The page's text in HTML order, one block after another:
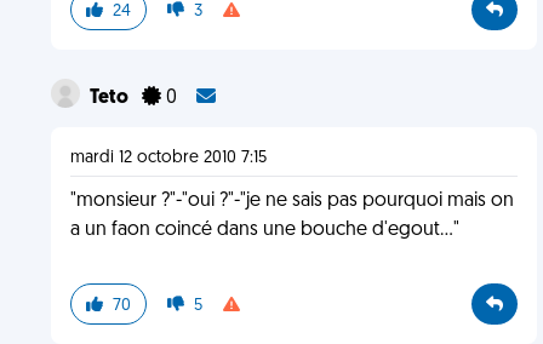
24 3
Teto 0
mardi 12 octobre 2010 7:15
"monsieur ?"-"oui ?"-"je ne sais pas pourquoi mais on
a un faon coincé dans une bouche d'egout..."
70 5